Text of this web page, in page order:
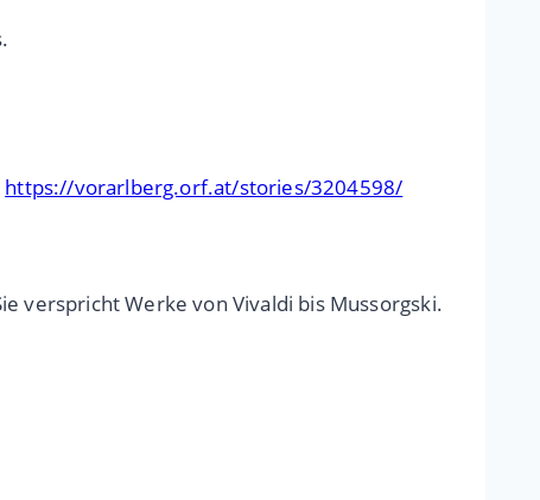
https://vorarlberg.orf.at/stories/3204598/
verspricht Werke von Vivaldi bis Mussorgski.